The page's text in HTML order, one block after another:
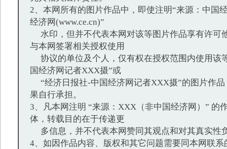
2、本网所有的图片作品中，即使注明“来源：中国
经济网(www.ce.cn)”
水印，但并不代表本网对该等图片作品享有许可
与本网签署相关授权使用
协议的单位及个人，仅有权在授权范围内使用该
国经济网记者XXX摄”或
“经济日报社-中国经济网记者XXX摄”的图片作品
果自行承担。
3、凡本网注明 “来源：XXX（非中国经济网）” 的
体，转载目的在于传递更
多信息，并不代表本网赞同其观点和对其真实性
4、如因作品内容、版权和其它问题需要同本网联系